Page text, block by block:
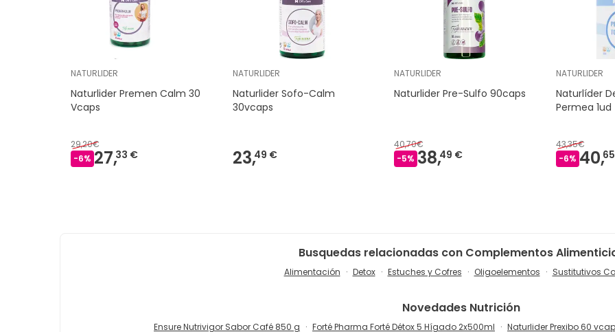
NATURLIDER
Naturlider Premen Calm 30
Vcaps
29,20€
-6% 27,33 €
NATURLIDER
Naturlider Sofo-Calm
30vcaps
23,49 €
NATURLIDER
Naturlider Pre-Sulfo 90caps
40,70€
-5% 38,49 €
NATURLIDER
Naturlíder
Permea 1ud
43,35€
-6% 40,
Busquedas relacionadas con Complementos
Alimentación Detox Estuches y Cofres Oligoelementos Sustitutivos
Novedades Nutrición
Ensure Nutrivigor Sabor Café 850 g Forté Pharma Forté Détox 5 Hígado 2x500ml Naturlider Prexibo 60